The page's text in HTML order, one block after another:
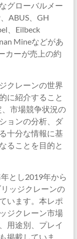
グローバルメー
ABUS、GH
、Eilbeck
Mineなどがあ
カーが売上の約
クレーンの世界
に紹介すること
市場競争状況の
ョンの分析、ダ
十分な情報に基
ることを目的と
とし2019年から
ッジクレーンの
います。本レポ
ジクレーン市場
用途別、プレイ
掲載していま